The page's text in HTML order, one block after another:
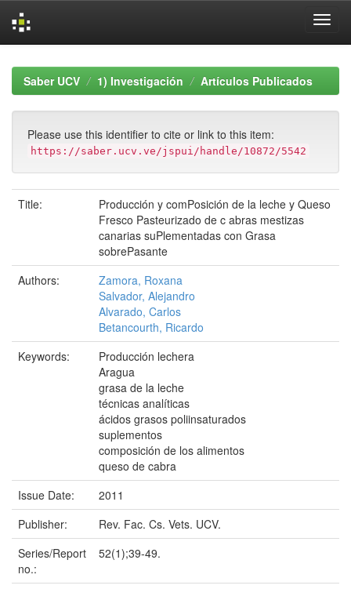
navigationSaber UCV 1) Investigación Artículos Publicados
Please use this identifier to cite or link to this item:
https://saber.ucv.ve/jspui/handle/10872/5542
Title:
Producción y comPosición de la leche y Queso
Fresco Pasteurizado de c abras mestizas
canarias suPlementadas con Grasa
sobrePasante
Authors:
Zamora, Roxana
Salvador, Alejandro
Alvarado, Carlos
Betancourth, Ricardo
Keywords:
Producción lechera
Aragua
grasa de la leche
técnicas analíticas
ácidos grasos poliinsaturados
suplementos
composición de los alimentos
queso de cabra
Issue Date:
2011
Publisher:
Rev. Fac. Cs. Vets. UCV.
Series/Report
no.:
52(1);39-49.